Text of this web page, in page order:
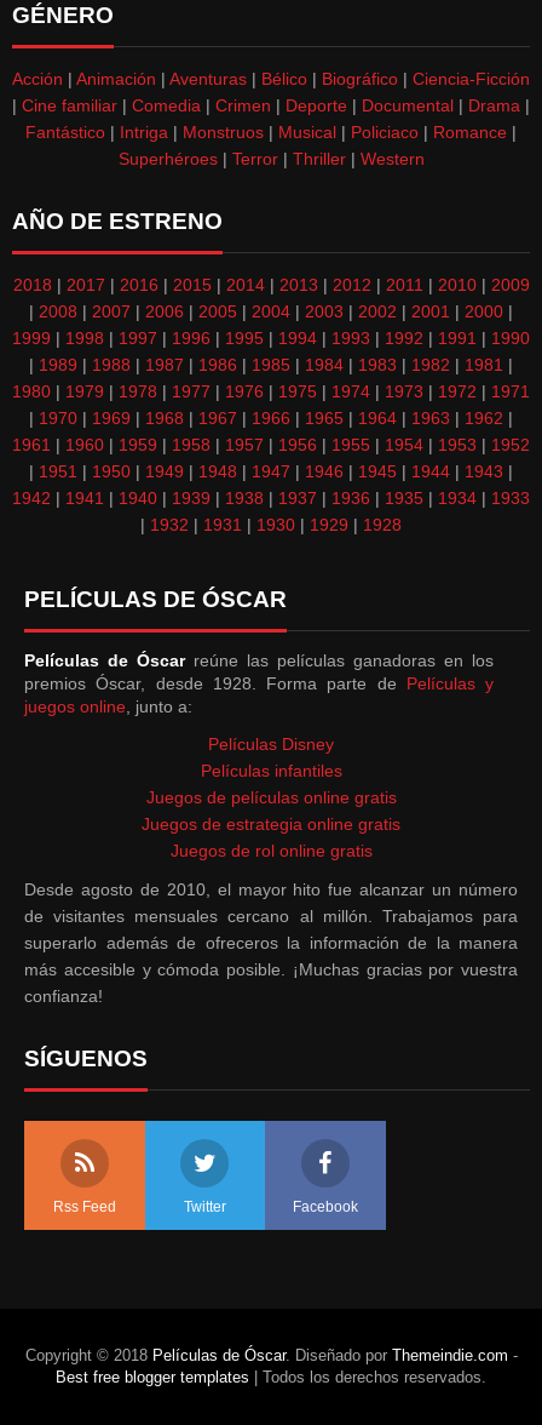
GÉNERO
Acción | Animación | Aventuras | Bélico | Biográfico | Ciencia-Ficción
| Cine familiar | Comedia | Crimen | Deporte | Documental | Drama |
Fantástico | Intriga | Monstruos | Musical | Policiaco | Romance |
Superhéroes| Terror| Thriller| Western
AÑO DE ESTRENO
2018 | 2017 | 2016 | 2015| 2014| 2013 | 2012 | 2011 | 2010| 2009
| 2008 | 2007 | 2006 | 2005 | 2004 | 2003 | 2002 | 2001 | 2000 |
1999 | 1998 | 1997 | 1996 | 1995 | 1994 | 1993 | 1992 | 1991 | 1990
| 1989 | 1988 | 1987 | 1986 | 1985 | 1984 | 1983 | 1982 | 1981 |
1980 | 1979 | 1978 | 1977 | 1976 | 1975 | 1974 | 1973 | 1972 | 1971
| 1970 | 1969 | 1968 | 1967 | 1966 | 1965 | 1964 | 1963 | 1962 |
1961 | 1960 | 1959 | 1958 | 1957 | 1956 | 1955 | 1954 | 1953 | 1952
| 1951 | 1950 | 1949 | 1948 | 1947 | 1946 | 1945 | 1944 | 1943 |
1942 | 1941 | 1940 | 1939 | 1938 | 1937 | 1936 | 1935 | 1934 | 1933
| 1932 | 1931 | 1930 | 1929 | 1928
PELÍCULAS DE ÓSCAR
Películas de Óscarreúne las películas ganadoras en los
premios Óscar, desde 1928. Forma parte de Películas y
juegos online , junto a:
Películas Disney
Películas infantiles
Juegos de películas online gratis
Juegos de estrategia online gratis
Juegos de rol online gratis
Desde agosto de 2010, el mayor hito fue alcanzar un número
de visitantes mensuales cercano al millón. Trabajamos para
superarlo además de ofreceros la información de la manera
más accesible y cómoda posible. ¡Muchas gracias por vuestra
confianza!
SÍGUENOS
Rss Feed Twitter Facebook
Copyright © 2018 Películas de Óscar. Diseñado por Themeindie.com -
Best free blogger templates | Todos los derechos reservados.